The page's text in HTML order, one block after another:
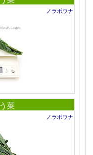
ノラボウナ
菜
ノラボウナ